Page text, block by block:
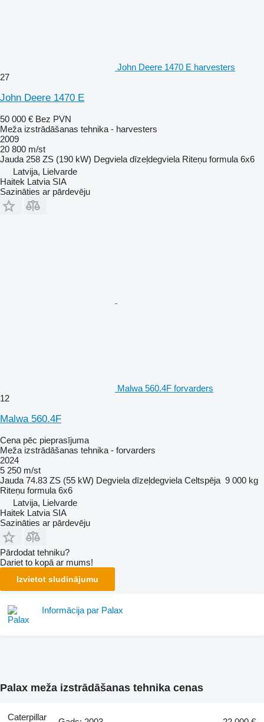
John Deere 1470 E harvesters
27
John Deere 1470 E
50 000 € Bez PVN
Meža izstrādāšanas tehnika - harvesters
2009
20 800 m/st
Jauda 258 ZS (190 kW) Degviela dīzeļdegviela Riteņu formula 6x6
Latvija, Lielvarde
Haitek Latvia SIA
Sazināties ar pārdevēju
Malwa 560.4F forvarders
12
Malwa 560.4F
Cena pēc pieprasījuma
Meža izstrādāšanas tehnika - forvarders
2024
5 250 m/st
Jauda 74.83 ZS (55 kW) Degviela dīzeļdegviela Celtspēja 9 000 kg
Riteņu formula 6x6
Latvija, Lielvarde
Haitek Latvia SIA
Sazināties ar pārdevēju
Pārdodat tehniku?
Dariet to kopā ar mums!
Izvietot sludinājumu
Informācija par Palax
Palax meža izstrādāšanas tehnika cenas
Caterpillar